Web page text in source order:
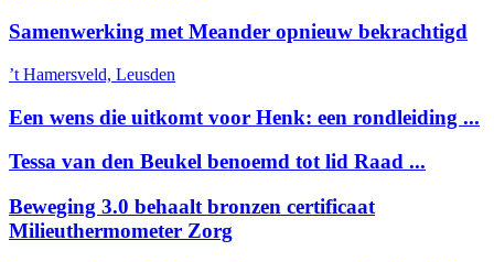
Samenwerking met Meander opnieuw bekrachtigd
’t Hamersveld, Leusden
Een wens die uitkomt voor Henk: een rondleiding ...
Tessa van den Beukel benoemd tot lid Raad ...
Beweging 3.0 behaalt bronzen certificaat
Milieuthermometer Zorg